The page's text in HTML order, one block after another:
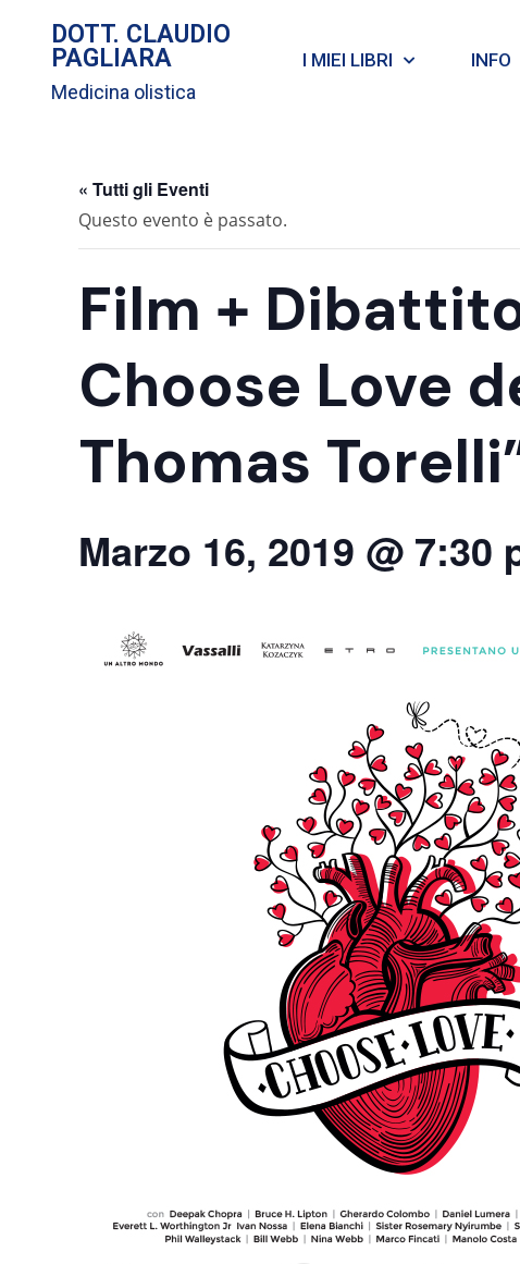
DOTT. CLAUDIO
PAGLIARA
Medicina olistica
I MIEI LIBRI INFO
« Tutti gli Eventi
Questo evento è passato.
Film +
Choose Love
Thomas
Marzo 16, 2019 @ 7:30